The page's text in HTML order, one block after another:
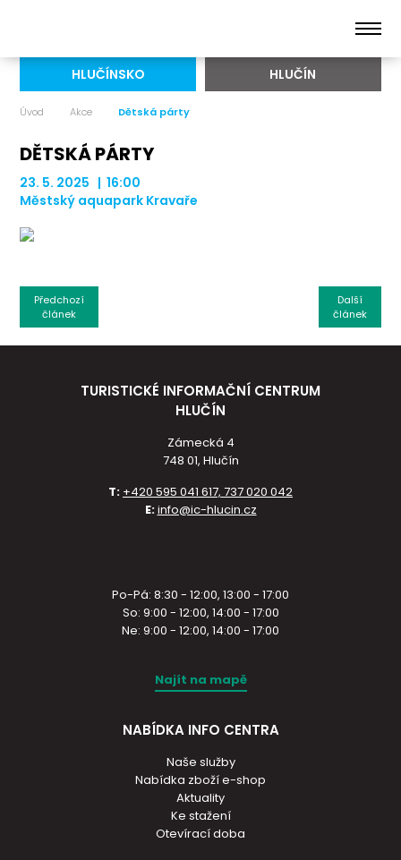
HLUČÍNSKO HLUČÍN
Úvod Akce Dětská párty
DĚTSKÁ PÁRTY
23. 5. 2025 | 16:00
Městský aquapark Kravaře
Další
článek
Předchozí
článek
TURISTICKÉ INFORMAČNÍ CENTRUM
HLUČÍN
Zámecká 4
748 01, Hlučín
T: +420 595 041 617, 737 020 042
E:info@ic-hlucin.cz
Po-Pá: 8:30 - 12:00, 13:00 - 17:00
So: 9:00 - 12:00, 14:00 - 17:00
Ne: 9:00 - 12:00, 14:00 - 17:00
Najít na mapě
NABÍDKA INFO CENTRA
Naše služby
Nabídka zboží e-shop
Aktuality
Ke stažení
Otevírací doba